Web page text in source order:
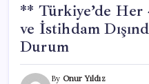
** Türkiye’de Her
ve İstihdam
Durum
By Onur Yıldız